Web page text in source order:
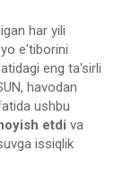
har yili
e'tiborini
eng ta'sirli
havodan
ushbu
etdi va
issiqlik